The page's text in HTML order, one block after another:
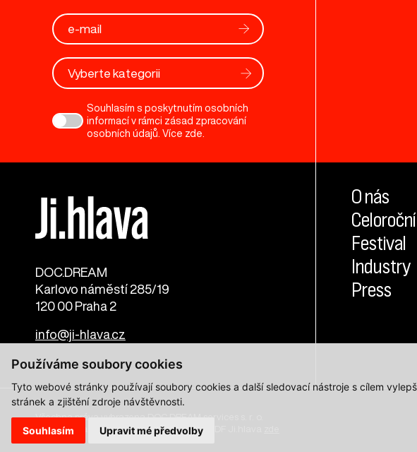
Používáme soubory cookies
Tyto webové stránky používají soubory cookies a další sledovací nástroje s cílem
stránek a zjištění zdroje návštěvnosti.
Souhlasím Upravit mé předvolby
Vyberte kategorii
Souhlasím s poskytnutím osobních
informací v rámci zásad zpracování
osobních údajů. Více zde.
DOC.DREAM​
Karlovo náměstí 285/19
120 00 Praha 2
info@ji-hlava.cz
O nás
Festival
Industry
Press
Všechna práva vyhrazena DOC.DREAM services s. r. o.
Zásady zpracování osobních údajů pro MFDF Ji.hlava